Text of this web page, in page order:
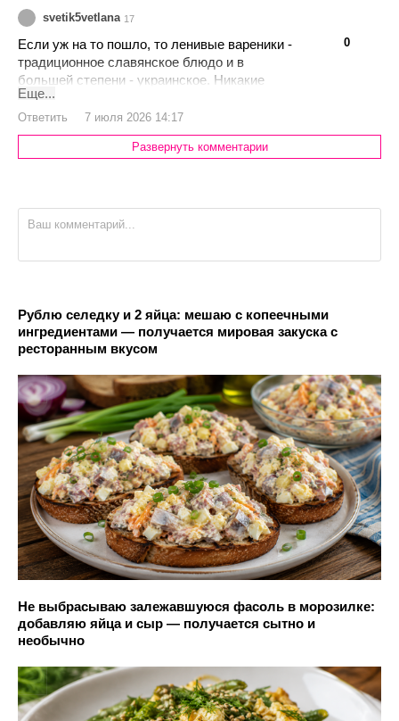
svetik5vetlana 17
0
Если уж на то пошло, то ленивые вареники -
традиционное славянское блюдо и в
большей степени - украинское. Никакие
"лениве" и рядом не лежали.
Еще...
Ответить 7 июля 2026 14:17
Развернуть комментарии
Рублю селедку и 2 яйца: мешаю с копеечными
ингредиентами — получается мировая закуска с
ресторанным вкусом
Не выбрасываю залежавшуюся фасоль в морозилке:
добавляю яйца и сыр — получается сытно и
необычно